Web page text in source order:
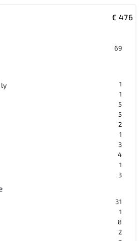
€ 476
69
1
1
5
5
2
1
3
4
1
3
1
52
1
1
31
1
8
2